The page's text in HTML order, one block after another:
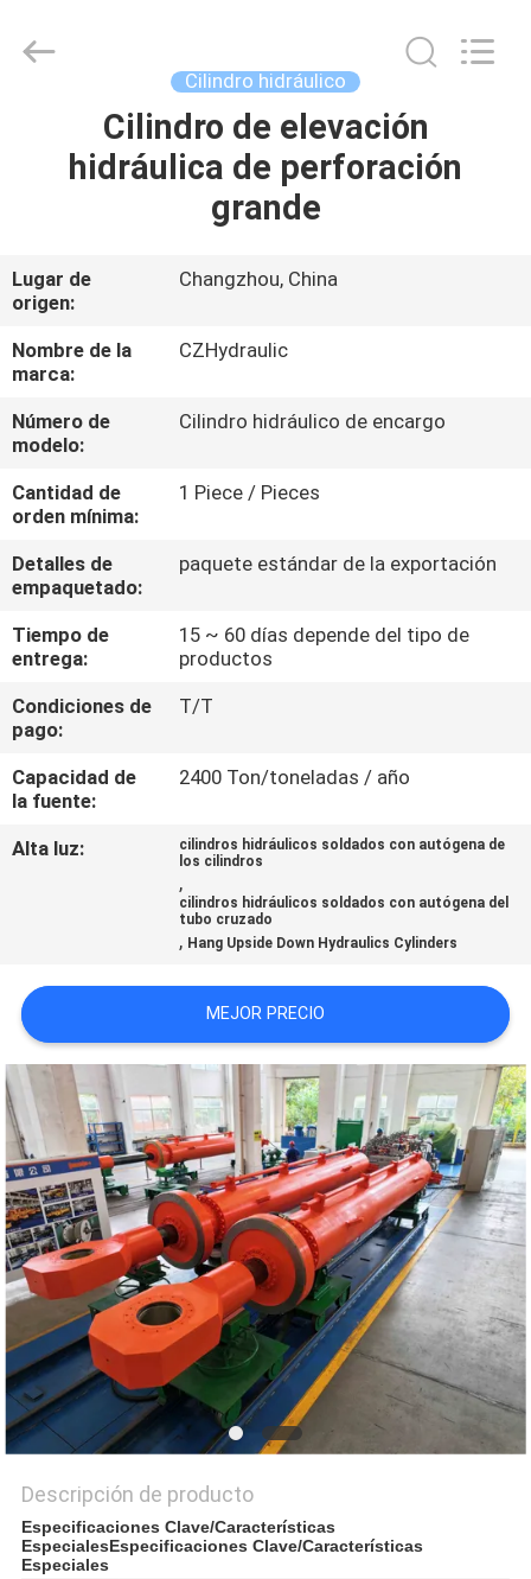
CASA
LOS
VÍDEOS
SOBRE
NOSOTROS
RECORRIDO
POR
LA
FÁBRICA
CONTROL
DE
NOSOTROS
SOLICITAR
UNA CITA
MAPA
DEL
SITIO
POLÍTICA
DE
PRIVACIDAD
EQUIPMENT
CO.,LTD.
Cilindro hidráulico
Cilindro de elevación
hidráulica de perforación
grande
Lugar de
origen:
Changzhou, China
Nombre de la
marca:
CZHydraulic
Número de
modelo:
Cilindro hidráulico de encargo
Cantidad de
orden mínima:
1 Piece / Pieces
Detalles de
empaquetado:
paquete estándar de la exportación
Tiempo de
entrega:
15 ~ 60 días depende del tipo de
productos
Condiciones de
pago:
T/T
Capacidad de
la fuente:
2400 Ton/toneladas / año
Alta luz:
cilindros hidráulicos soldados con autógena de
los cilindros
,
cilindros hidráulicos soldados con autógena del
tubo cruzado
, Hang Upside Down Hydraulics Cylinders
MEJOR PRECIO
Descripción de producto
Especificaciones Clave/Características
EspecialesEspecificaciones Clave/Características
Especiales